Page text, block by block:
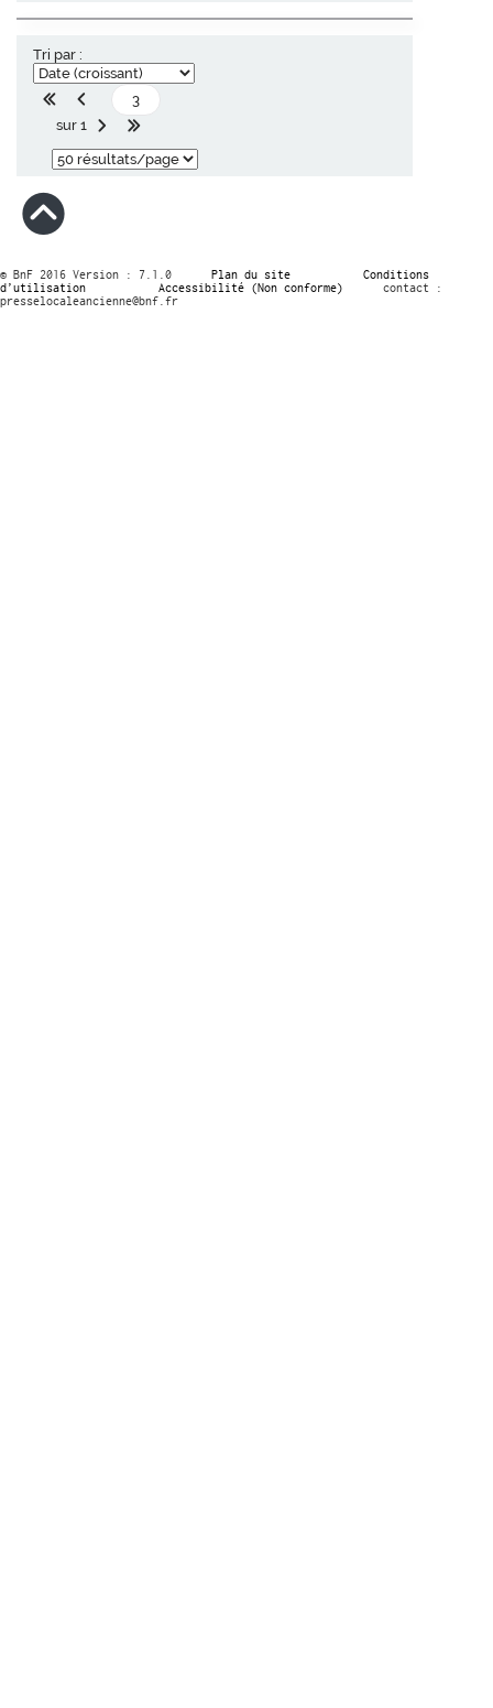
Tri par :
sur 1
© BnF 2016 Version : 7.1.0 Plan du site
Conditions
d’utilisation
Accessibilité (Non conforme)
contact :
presselocaleancienne@bnf.fr